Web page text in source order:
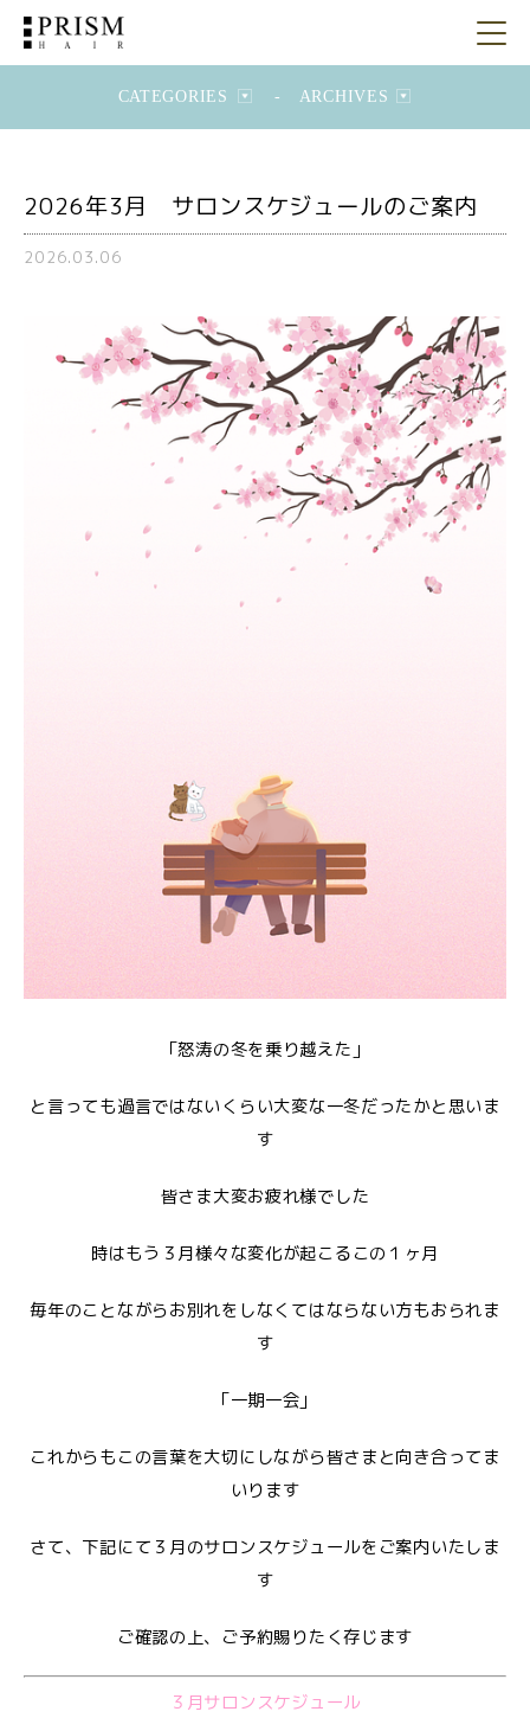
CATEGORIES - ARCHIVES
2026年3月 サロンスケジュールのご案内
2026.03.06
「怒涛の冬を乗り越えた」
と言っても過言ではないくらい大変な一冬だったかと思いま
す
皆さま大変お疲れ様でした
時はもう３月様々な変化が起こるこの１ヶ月
毎年のことながらお別れをしなくてはならない方もおられま
す
「一期一会」
これからもこの言葉を大切にしながら皆さまと向き合ってま
いります
さて、下記にて３月のサロンスケジュールをご案内いたしま
す
ご確認の上、ご予約賜りたく存じます
３月サロンスケジュール